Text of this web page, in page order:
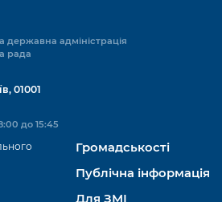
державна адміністрація
рада
01001
до 15:45
Громадськості
Публічна інформація
Для ЗМІ